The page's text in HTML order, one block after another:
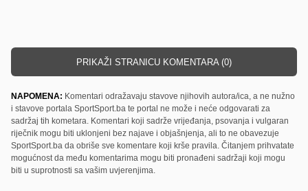
PRIKAŽI STRANICU KOMENTARA (0)
NAPOMENA: Komentari odražavaju stavove njihovih autora/ica, a ne nužno
i stavove portala SportSport.ba te portal ne može i neće odgovarati za
sadržaj tih kometara. Komentari koji sadrže vrijeđanja, psovanja i vulgaran
riječnik mogu biti uklonjeni bez najave i objašnjenja, ali to ne obavezuje
SportSport.ba da obriše sve komentare koji krše pravila. Čitanjem prihvatate
mogućnost da među komentarima mogu biti pronađeni sadržaji koji mogu
biti u suprotnosti sa vašim uvjerenjima.